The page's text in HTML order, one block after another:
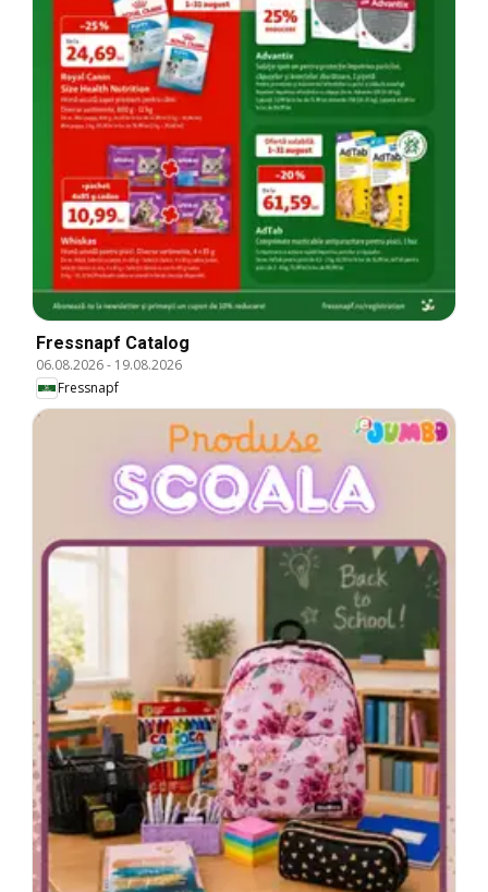
Fressnapf Catalog
06.08.2026- 19.08.2026
Fressnapf